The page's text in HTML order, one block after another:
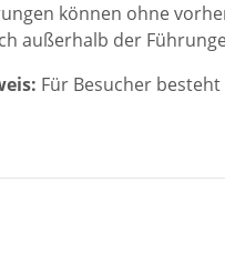
können ohne
außerhalb der
Für Besucher